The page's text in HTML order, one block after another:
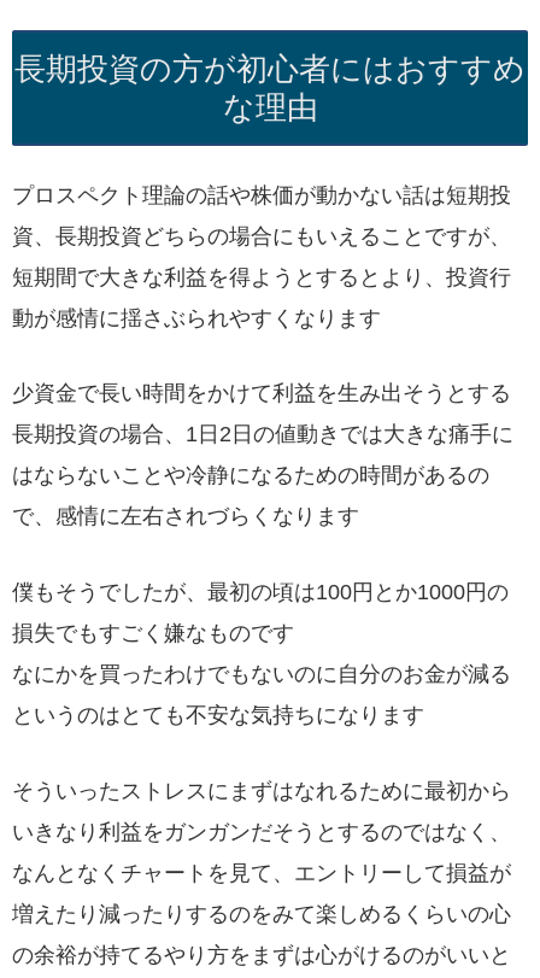
長期投資の方が初心者にはおすすめ
な理由
プロスペクト理論の話や株価が動かない話は短期投
資、長期投資どちらの場合にもいえることですが、
短期間で大きな利益を得ようとするとより、投資行
動が感情に揺さぶられやすくなります
少資金で長い時間をかけて利益を生み出そうとする
長期投資の場合、1日2日の値動きでは大きな痛手に
はならないことや冷静になるための時間があるの
で、感情に左右されづらくなります
僕もそうでしたが、最初の頃は100円とか1000円の
損失でもすごく嫌なものです
なにかを買ったわけでもないのに自分のお金が減る
というのはとても不安な気持ちになります
そういったストレスにまずはなれるために最初から
いきなり利益をガンガンだそうとするのではなく、
なんとなくチャートを見て、エントリーして損益が
増えたり減ったりするのをみて楽しめるくらいの心
の余裕が持てるやり方をまずは心がけるのがいいと